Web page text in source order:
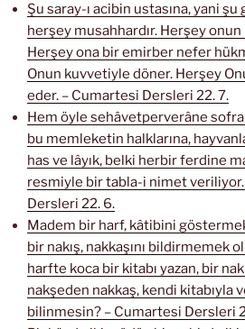
Şu saray-ı acibin ustasına, yani
herşey musahhardır. Herşey onun
Herşey ona bir emirber nefer
Onun kuvvetiyle döner. Herşey
eder. – Cumartesi Dersleri 22. 7.
Hem öyle sehâvetperverâne
bu memleketin halklarına,
has ve lâyık, belki herbir ferdine
resmiyle bir tabla-i nimet
Dersleri 22. 6.
Madem bir harf, kâtibini
bir nakış, nakkaşını bildirmemek
harfte koca bir kitabı yazan, bir
nakşeden nakkaş, kendi kitabıyla
bilinmesin? – Cumartesi Dersleri